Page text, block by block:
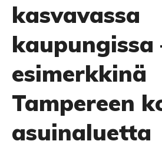
kasvavassa
kaupungissa
esimerkkinä
Tampereen
asuinaluetta